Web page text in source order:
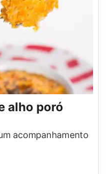
alho poró
acompanhamento